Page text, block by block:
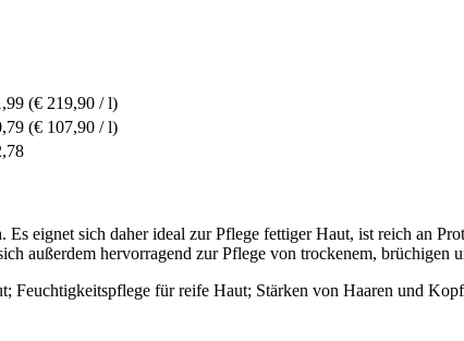
(€ 219,90 / l)
(€ 107,90 / l)
eignet sich daher ideal zur Pflege fettiger Haut, ist reich an
außerdem hervorragend zur Pflege von trockenem, brüchigen
Feuchtigkeitspflege für reife Haut; Stärken von Haaren und